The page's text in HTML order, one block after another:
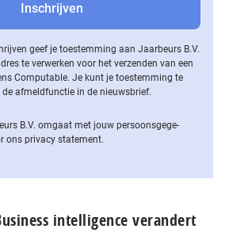
geef je toestemming aan Jaarbeurs B.V.
te verwerken voor het verzenden van een
Computable. Je kunt je toestemming te
af­meld­func­tie in de nieuwsbrief.
B.V. omgaat met jouw per­soons­ge­ge­
ons privacy statement.
intelligence verandert